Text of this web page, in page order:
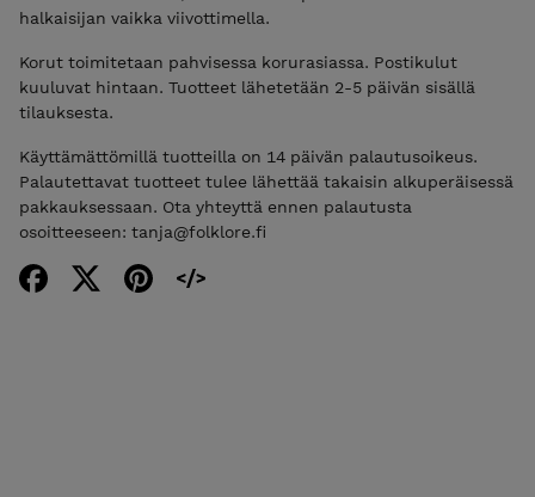
halkaisijan vaikka viivottimella.
Korut toimitetaan pahvisessa korurasiassa. Postikulut
kuuluvat hintaan. Tuotteet lähetetään 2-5 päivän sisällä
tilauksesta.
Käyttämättömillä tuotteilla on 14 päivän palautusoikeus.
Palautettavat tuotteet tulee lähettää takaisin alkuperäisessä
pakkauksessaan. Ota yhteyttä ennen palautusta
osoitteeseen: tanja@folklore.fi